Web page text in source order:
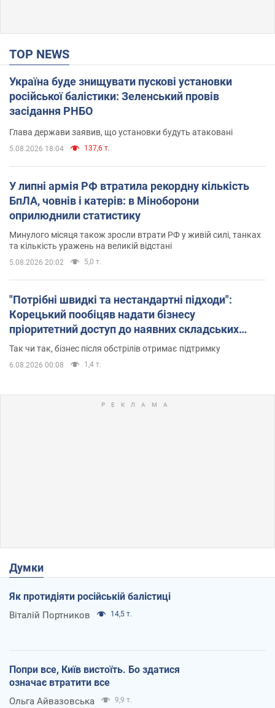
TOP NEWS
Україна буде знищувати пускові установки
російської балістики: Зеленський провів
засідання РНБО
Глава держави заявив, що установки будуть атаковані
5.08.2026 18:04 137,6 т.
У липні армія РФ втратила рекордну кількість
БпЛА, човнів і катерів: в Міноборони
оприлюднили статистику
Минулого місяця також зросли втрати РФ у живій силі, танках
та кількість уражень на великій відстані
5.08.2026 20:02 5,0 т.
"Потрібні швидкі та нестандартні підходи":
Корецький пообіцяв надати бізнесу
пріоритетний доступ до наявних складських
приміщень
Так чи так, бізнес після обстрілів отримає підтримку
6.08.2026 00:08 1,4 т.
Думки
Як протидіяти російській балістиці
Віталій Портников 14,5 т.
Попри все, Київ вистоїть. Бо здатися
означає втратити все
Ольга Айвазовська 9,9 т.